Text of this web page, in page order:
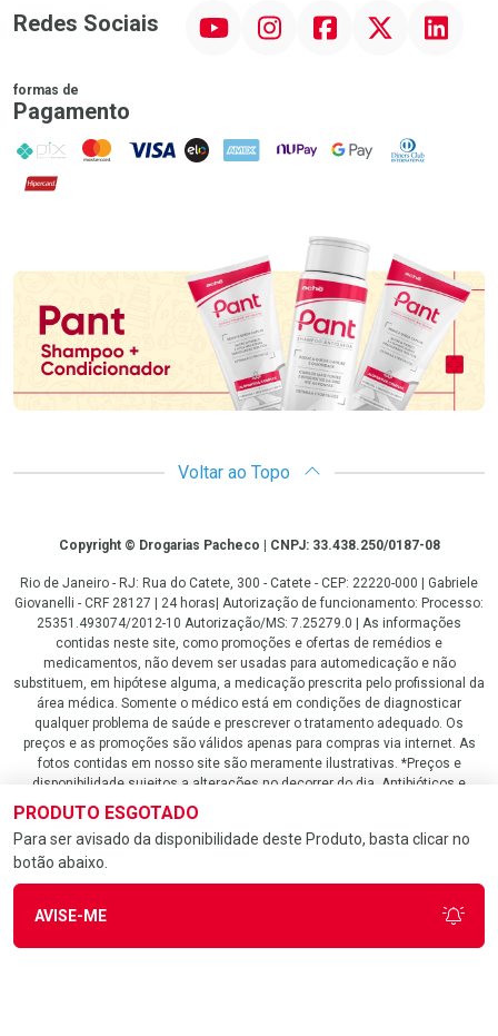
PRODUTO ESGOTADO
Para ser avisado da disponibilidade deste Produto, basta clicar no
botão abaixo.
AVISE-ME
Redes Sociais InstagramFacebookTwitter Linkedin
formas de
Pagamento
PIX MasterCard
VISA ELO AMEX NuPay Google PayDiners Club
Hipercard
Promoção em Destaque
Voltar ao Topo
CopyrightCopyright © Drogarias Pacheco | CNPJ: 33.438.250/0187-08
Rio de Janeiro - RJ: Rua do Catete, 300 - Catete - CEP: 22220-000 | Gabriele
Giovanelli - CRF 28127 | 24 horas| Autorização de funcionamento: Processo:
25351.493074/2012-10 Autorização/MS: 7.25279.0 | As informações
contidas neste site, como promoções e ofertas de remédios e
medicamentos, não devem ser usadas para automedicação e não
substituem, em hipótese alguma, a medicação prescrita pelo profissional da
área médica. Somente o médico está em condições de diagnosticar
qualquer problema de saúde e prescrever o tratamento adequado. Os
preços e as promoções são válidos apenas para compras via internet. As
fotos contidas em nosso site são meramente ilustrativas. *Preços e
disponibilidade sujeitos a alterações no decorrer do dia. Antibióticos e
antimicrobianos vendas apenas em lojas físicas ou televendas. Portaria nº
344 - 01/02/1999 - Ministério da Saúde. Horário de funcionamento Central
de Vendas e Atendimento ao Cliente 4020 4404 ou 0800 282 10 10 de
LGPD Aceite os Cookies